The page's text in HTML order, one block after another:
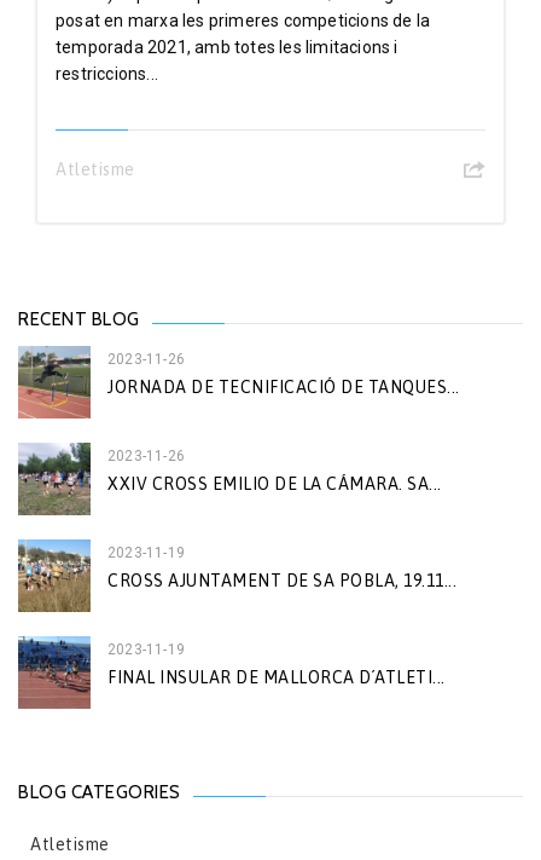
posat en marxa les primeres competicions de la
temporada 2021, amb totes les limitacions i
restriccions...
Atletisme
RECENT BLOG
2023-11-26
JORNADA DE TECNIFICACIÓ DE TANQUES...
2023-11-26
XXIV CROSS EMILIO DE LA CÁMARA. SA...
2023-11-19
CROSS AJUNTAMENT DE SA POBLA, 19.11...
2023-11-19
FINAL INSULAR DE MALLORCA D´ATLETI...
BLOG CATEGORIES
Atletisme